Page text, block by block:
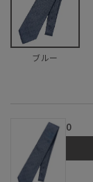
ブルー
0